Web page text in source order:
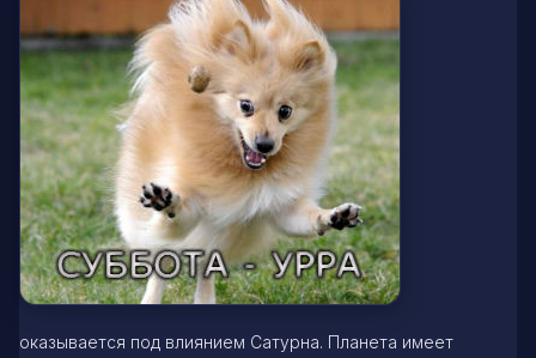
оказывается под влиянием Сатурна. Планета имеет